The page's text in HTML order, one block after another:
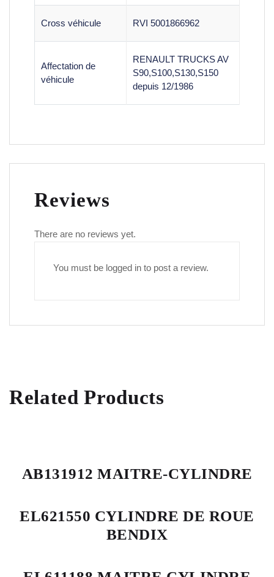
Cross véhicule RVI 5001866962
Affectation de
véhicule
RENAULT TRUCKS AV
S90,S100,S130,S150
depuis 12/1986
Reviews
There are no reviews yet.
You must be logged in to post a review.
Related Products
AB131912 MAITRE-CYLINDRE
EL621550 CYLINDRE DE ROUE
BENDIX